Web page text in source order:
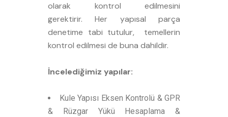
olarak kontrol edilmesini
gerektirir. Her yapısal parça
denetime tabi tutulur, temellerin
kontrol edilmesi de buna dahildir.
İncelediğimiz yapılar:
Kule Yapısı Eksen Kontrolü & GPR
& Rüzgar Yükü Hesaplama &